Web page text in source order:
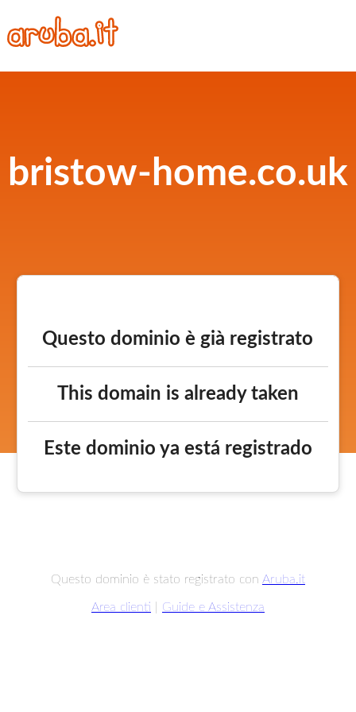
bristow-home.co.uk
Questo dominio è già registrato
This domain is already taken
Este dominio ya está registrado
Questo dominio è stato registrato con Aruba.it
Area clienti Guide e Assistenza